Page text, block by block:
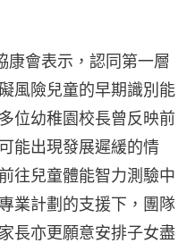
康會表示，認同第一層
風險兒童的早期識別能
位幼稚園校長曾反映前
能出現發展遲緩的情
往兒童體能智力測驗中
業計劃的支援下，團隊
長亦更願意安排子女盡